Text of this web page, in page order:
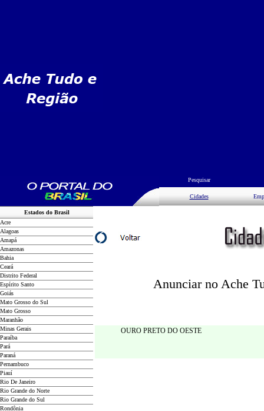
Pesquisar
Cidades
Estados do Brasil
Acre
Alagoas
Amapá
Amazonas
Bahia
Ceará
Distrito Federal
Espírito Santo
Goiás
Mato Grosso do Sul
Mato Grosso
Maranhão
Minas Gerais
Paraíba
Pará
Paraná
Pernambuco
Piauí
Rio De Janeiro
Rio Grande do Norte
Rio Grande do Sul
Rondônia
Anunciar no Ache
OURO PRETO DO OESTE